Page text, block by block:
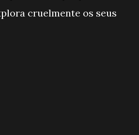
cruelmente os seus